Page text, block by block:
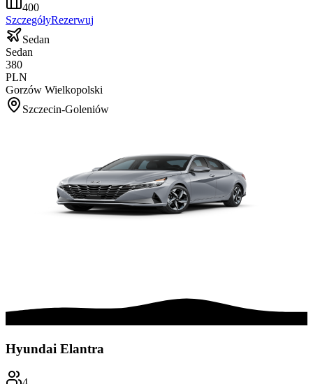
400
SzczegółyRezerwuj
Sedan
Sedan
380
PLN
Gorzów Wielkopolski
Szczecin-Goleniów
Hyundai Elantra